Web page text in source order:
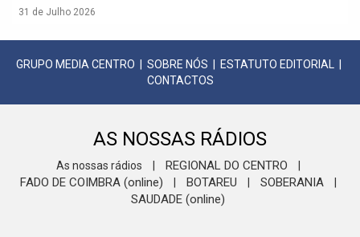
31 de Julho 2026
GRUPO MEDIA CENTRO SOBRE NÓS ESTATUTO EDITORIAL
CONTACTOS
AS NOSSAS RÁDIOS
As nossas rádios REGIONAL DO CENTRO
FADO DE COIMBRA (online) BOTAREU SOBERANIA
SAUDADE (online)